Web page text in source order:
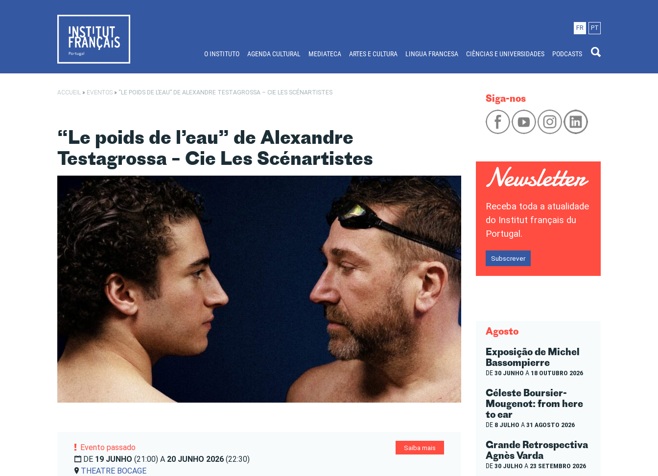
FR PT
O INSTITUTO AGENDA CULTURAL MEDIATECA ARTES E CULTURA LINGUA FRANCESA CIÊNCIAS E UNIVERSIDADES PODCASTS
ACCUEIL » EVENTOS » “LE POIDS DE L’EAU” DE ALEXANDRE TESTAGROSSA – CIE LES SCÉNARTISTES
“Le poids de l’eau” de Alexandre
Testagrossa – Cie Les Scénartistes
Evento passado
DE 19 JUNHO (21:00) A 20 JUNHO 2026 (22:30)
THEATRE BOCAGE
Saiba mais
Siga-nos
Receba toda a atualidade
do Institut français du
Portugal.
Subscrever
Agosto
Exposição de Michel
Bassompierre
DE30 JUNHO A 18 OUTUBRO 2026
Céleste Boursier-
Mougenot: from here
to ear
DE 8 JULHO A31 AGOSTO 2026
Grande Retrospectiva
Agnès Varda
DE30 JULHO A 23 SETEMBRO 2026